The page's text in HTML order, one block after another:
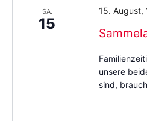
SA.
15
15. August,
unsere
sind,